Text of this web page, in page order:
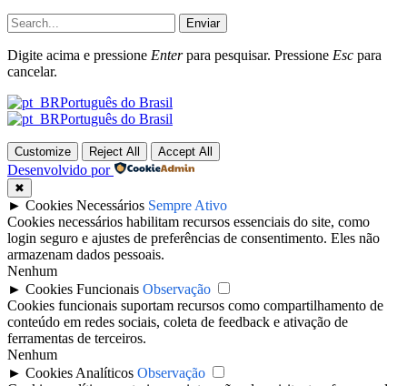
Enviar
Digite acima e pressione Enterpara pesquisar. Pressione Esc para
cancelar.
Português do Brasil
Português do Brasil
Customize Reject All Accept All
Desenvolvido por
✖
► Cookies Necessários Sempre Ativo
Cookies necessários habilitam recursos essenciais do site, como
login seguro e ajustes de preferências de consentimento. Eles não
armazenam dados pessoais.
Nenhum
► Cookies Funcionais Observação
Cookies funcionais suportam recursos como compartilhamento de
conteúdo em redes sociais, coleta de feedback e ativação de
ferramentas de terceiros.
Nenhum
► Cookies Analíticos Observação